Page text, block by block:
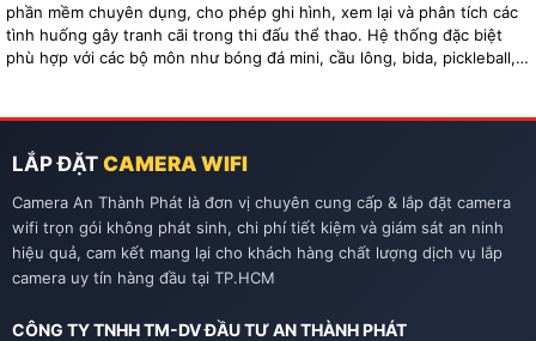
phần mềm chuyên dụng, cho phép ghi hình, xem lại và phân tích các
tình huống gây tranh cãi trong thi đấu thể thao. Hệ thống đặc biệt
phù hợp với các bộ môn như bóng đá mini, cầu lông, bida, pickleball,
LẮP ĐẶT CAMERA WIFI
Camera An Thành Phát là đơn vị chuyên cung cấp & lắp đặt camera
wifi trọn gói không phát sinh, chi phí tiết kiệm và giám sát an ninh
hiệu quả, cam kết mang lại cho khách hàng chất lượng dịch vụ lắp
camera uy tín hàng đầu tại TP.HCM
CÔNG TY TNHH TM-DV ĐẦU TƯ AN THÀNH PHÁT